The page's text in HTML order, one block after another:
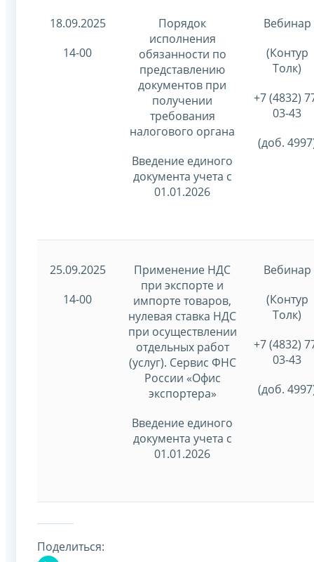
18.09.2025
14-00
Порядок
исполнения
обязанности по
представлению
документов при
получении
требования
налогового органа
Введение единого
документа учета с
01.01.2026
Вебинар
(Контур
Толк)
+7 (4832)
03-43
(доб.
25.09.2025
14-00
Применение НДС
при экспорте и
импорте товаров,
нулевая ставка НДС
при осуществлении
отдельных работ
(услуг). Сервис ФНС
России «Офис
экспортера»
Введение единого
документа учета с
01.01.2026
Вебинар
(Контур
Толк)
+7 (4832)
03-43
(доб.
Поделиться: